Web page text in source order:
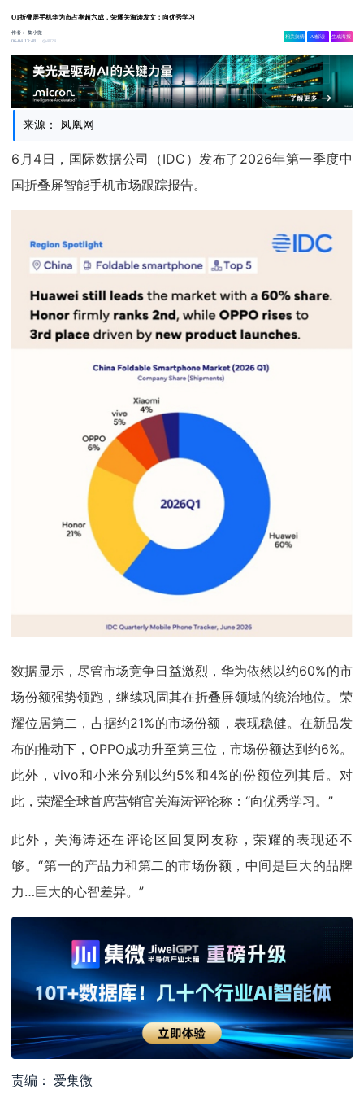
Q1折叠屏手机华为市占率超六成，荣耀关海涛发文：向优秀学习
作者：集小微
06-04 13:48
4824
相关舆情 AI解读 生成海报
来源： 凤凰网
6月4日，国际数据公司（IDC）发布了2026年第一季度中
国折叠屏智能手机市场跟踪报告。
数据显示，尽管市场竞争日益激烈，华为依然以约60%的市
场份额强势领跑，继续巩固其在折叠屏领域的统治地位。荣
耀位居第二，占据约21%的市场份额，表现稳健。在新品发
布的推动下，OPPO成功升至第三位，市场份额达到约6%。
此外，vivo和小米分别以约5%和4%的份额位列其后。对
此，荣耀全球首席营销官关海涛评论称：“向优秀学习。”
此外，关海涛还在评论区回复网友称，荣耀的表现还不
够。“第一的产品力和第二的市场份额，中间是巨大的品牌
力…巨大的心智差异。”
责编： 爱集微